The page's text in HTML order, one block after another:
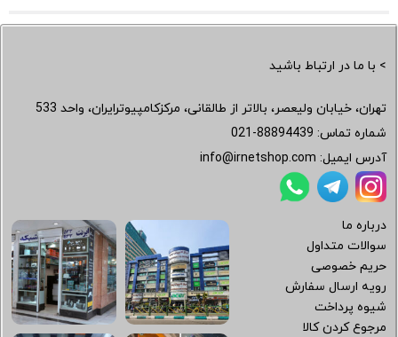
> با ما در ارتباط باشید
تهران، خیابان ولیعصر، بالاتر از طالقانی، مرکزکامپیوترایران، واحد 533
شماره تماس: 021-88894439
آدرس ایمیل: info@irnetshop.com
درباره ما
سوالات متداول
حریم خصوصی
رویه ارسال سفارش
شیوه پرداخت
مرجوع کردن کالا